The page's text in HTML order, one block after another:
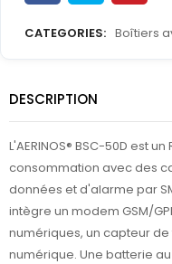
CATEGORIES: Boîtiers
DESCRIPTION
L'AERINOS® BSC-50D est
consommation avec des
données et d'alarme par
intègre un modem GSM/
numériques, un capteur
numérique. Une batterie